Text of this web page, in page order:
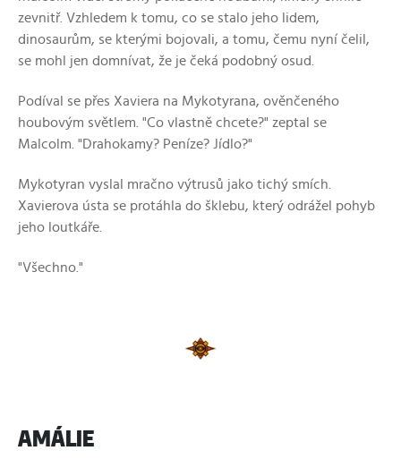
zevnitř. Vzhledem k tomu, co se stalo jeho lidem,
dinosaurům, se kterými bojovali, a tomu, čemu nyní čelil,
se mohl jen domnívat, že je čeká podobný osud.
Podíval se přes Xaviera na Mykotyrana, ověnčeného
houbovým světlem. "Co vlastně chcete?" zeptal se
Malcolm. "Drahokamy? Peníze? Jídlo?"
Mykotyran vyslal mračno výtrusů jako tichý smích.
Xavierova ústa se protáhla do šklebu, který odrážel pohyb
jeho loutkáře.
"Všechno."
AMÁLIE